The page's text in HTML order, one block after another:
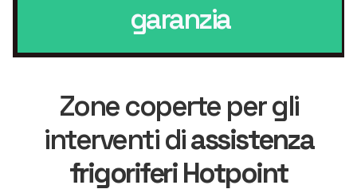
garanzia
Zone coperte per gli
interventi diassistenza
frigoriferi Hotpoint